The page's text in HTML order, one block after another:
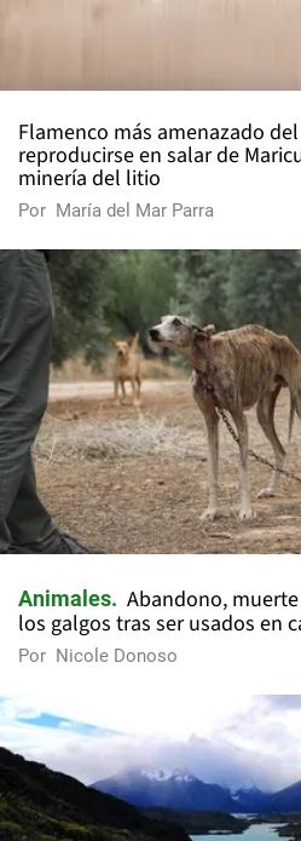
Flamenco más amenazado
reproducirse en salar de
minería del litio
Por María del Mar Parra
Animales
Abandono,
los galgos tras ser usados en
Por Nicole Donoso